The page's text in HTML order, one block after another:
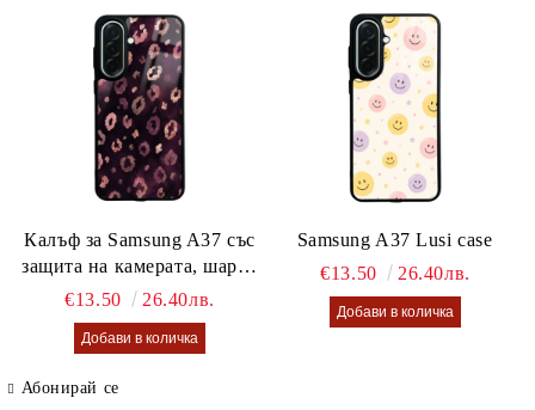
Калъф за Samsung A37 със
защита на камерата, шарен
калъф Lusi case
€13.50 26.40лв.
Samsung A37 Lusi case
€13.50
26.40лв.
Абонирай се